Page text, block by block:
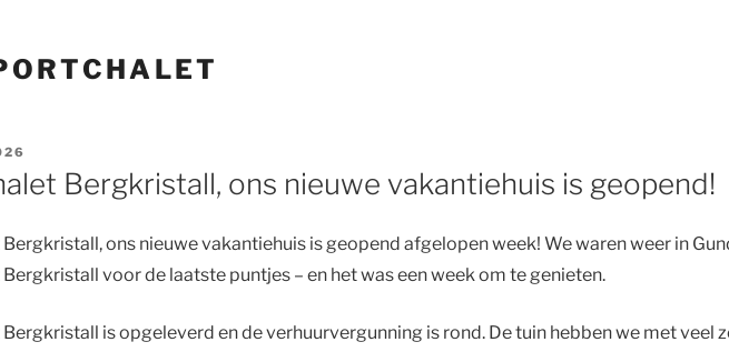
Bergkristall, ons nieuwe vakantiehuis is geopend!
ons nieuwe vakantiehuis is geopend afgelopen week! We waren weer in
voor de laatste puntjes – en het was een week om te genieten.
is opgeleverd en de verhuurvergunning is rond. De tuin hebben we met veel